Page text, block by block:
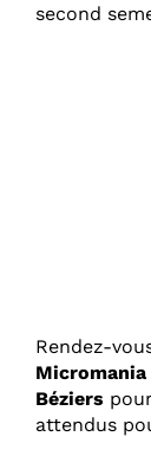
second
Rendez-
Micromania
Béziers
attendus